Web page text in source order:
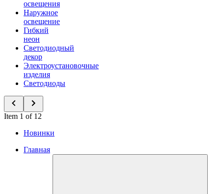
освещения
Наружное
освещение
Гибкий
неон
Светодиодный
декор
Электроустановочные
изделия
Светодиоды
Item 1 of 12
Новинки
Главная